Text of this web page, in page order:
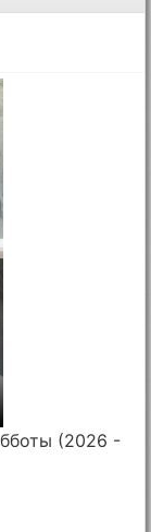
(2026 -